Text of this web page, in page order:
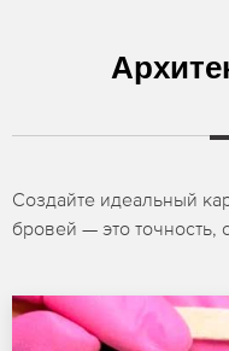
Создайте идеальный
бровей — это точность,